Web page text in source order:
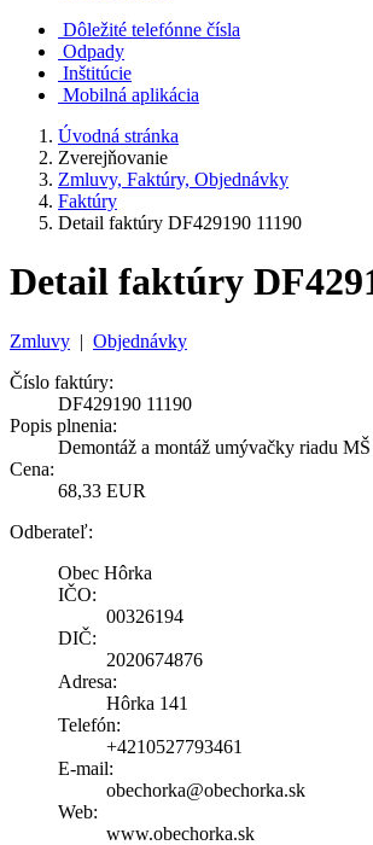
Dôležité telefónne čísla
Odpady
Inštitúcie
Mobilná aplikácia
Úvodná stránka
Zverejňovanie
Zmluvy, Faktúry, Objednávky
Faktúry
Detail faktúry DF429190 11190
Detail faktúry
Zmluvy | Objednávky
Číslo faktúry:
DF429190 11190
Popis plnenia:
Demontáž a montáž umývačky riadu MŠ
Cena:
68,33 EUR
Odberateľ:
Obec Hôrka
IČO:
00326194
DIČ:
2020674876
Adresa:
Hôrka 141
Telefón:
+4210527793461
E-mail:
obechorka@obechorka.sk
Web:
www.obechorka.sk